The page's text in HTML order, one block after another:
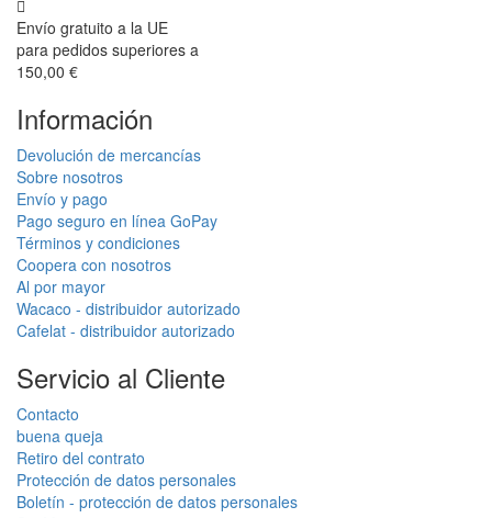
Envío gratuito a la UE
para pedidos superiores a
150,00 €
Información
Devolución de mercancías
Sobre nosotros
Envío y pago
Pago seguro en línea GoPay
Términos y condiciones
Coopera con nosotros
Al por mayor
Wacaco - distribuidor autorizado
Cafelat - distribuidor autorizado
Servicio al Cliente
Contacto
buena queja
Retiro del contrato
Protección de datos personales
Boletín - protección de datos personales